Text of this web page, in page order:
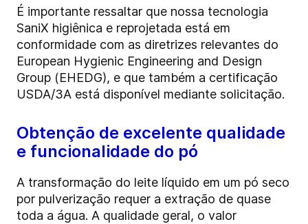
É importante ressaltar que nossa tecnologia
SaniX higiênica e reprojetada está em
conformidade com as diretrizes relevantes do
European Hygienic Engineering and Design
Group (EHEDG), e que também a certificação
USDA/3A está disponível mediante solicitação.
Obtenção de excelente qualidade
e funcionalidade do pó
A transformação do leite líquido em um pó seco
por pulverização requer a extração de quase
toda a água. A qualidade geral, o valor